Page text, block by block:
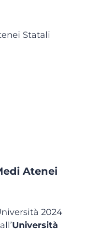
Statali
Atenei
2024
Università